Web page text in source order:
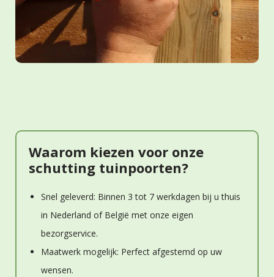
Waarom kiezen voor onze
schutting tuinpoorten?
Snel geleverd: Binnen 3 tot 7 werkdagen bij u thuis
in Nederland of België met onze eigen
bezorgservice.
Maatwerk mogelijk: Perfect afgestemd op uw
wensen.